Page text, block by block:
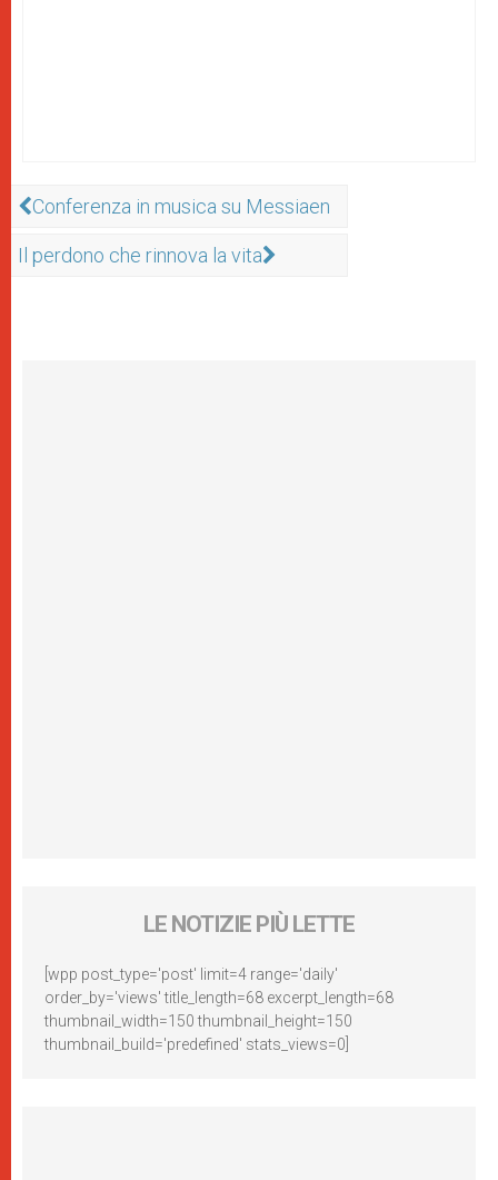
Conferenza in musica su Messiaen
Il perdono che rinnova la vita
LE NOTIZIE PIÙ LETTE
[wpp post_type='post' limit=4 range='daily'
order_by='views' title_length=68 excerpt_length=68
thumbnail_width=150 thumbnail_height=150
thumbnail_build='predefined' stats_views=0]